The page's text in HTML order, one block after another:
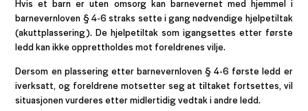
Hvis et barn er uten omsorg kan barnevernet med hjemmel i
barnevernloven § 4-6 straks sette i gang nødvendige hjelpetiltak
(akuttplassering). De hjelpetiltak som igangsettes etter første
ledd kan ikke opprettholdes mot foreldrenes vilje.
Dersom en plassering etter barnevernloven § 4-6 første ledd er
iverksatt, og foreldrene motsetter seg at tiltaket fortsettes, vil
situasjonen vurderes etter midlertidig vedtak i andre ledd.